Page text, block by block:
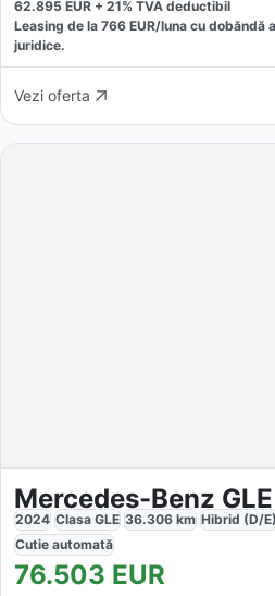
62.895 EUR + 21% TVA deductibil
Leasing de la 766 EUR/luna cu dobăndă
juridice.
Vezi oferta
2024 Clasa GLE 36.306 km Hibrid (D/E)
Cutie automată
76.503 EUR